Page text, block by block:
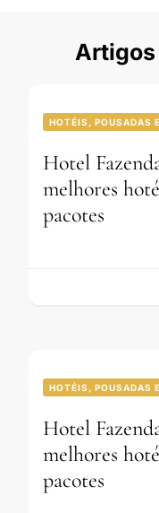
Artigos
HOTÉIS, POUSADAS
Hotel
melhores
pacotes
HOTÉIS, POUSADAS
Hotel
melhores
pacotes